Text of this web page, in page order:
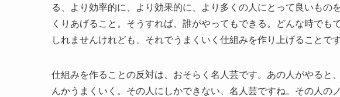
る、より効率的に、より効果的に、より多くの人にとって良いもの
くりあげること。そうすれば、誰がやってもできる。どんな時でも
しれませんけれども、それでうまくいく仕組みを作り上げることです
仕組みを作ることの反対は、おそらく名人芸です。あの人がやると
んかうまくいく。その人にしかできない、名人芸ですね。その人の